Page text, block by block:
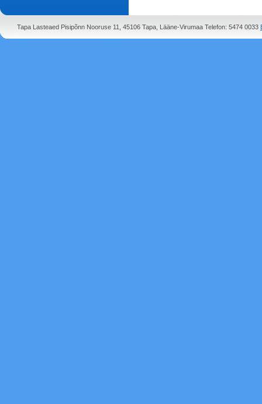
Tapa Lasteaed Pisipõnn Nooruse 11, 45106 Tapa, Lääne-Virumaa Telefon: 5474 0033